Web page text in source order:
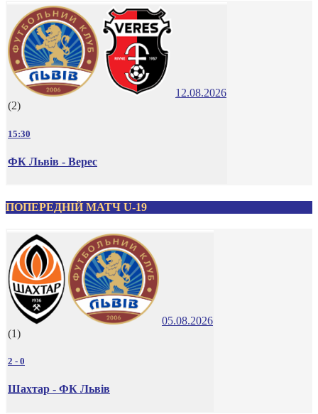
12.08.2026
(2)
15:30
ФК Львів - Верес
ПОПЕРЕДНІЙ МАТЧ U-19
05.08.2026
(1)
2 - 0
Шахтар - ФК Львів